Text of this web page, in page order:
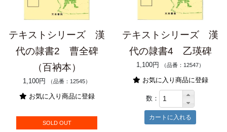
テキストシリーズ 漢
代の隷書2 曹全碑
（百衲本）
1,100円 （品番：12545）
お気に入り商品に登録
SOLD OUT
テキストシリーズ 漢
代の隷書4 乙瑛碑
1,100円 （品番：12547）
お気に入り商品に登録
数：